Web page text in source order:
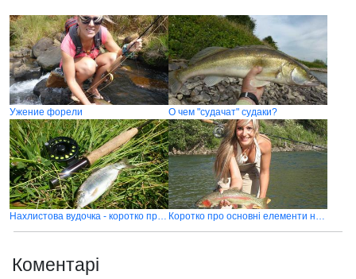
Ужение форели О чем "судачат" судаки?
Нахлистова вудочка - коротко про основне Коротко про основні елементи нахлистової снасті
Коментарі